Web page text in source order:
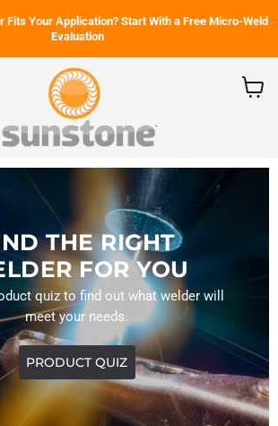
Fits Your Application? Start With a Free Micro-Weld
Evaluation
THE RIGHT
FOR YOU
quiz to find out what welder will
meet your needs.
PRODUCT QUIZ